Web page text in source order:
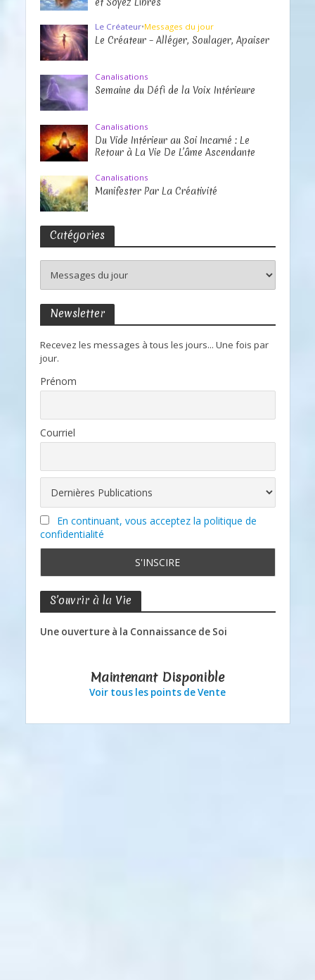
Le Créateur•Messages du jour
Le Créateur – Alléger, Soulager, Apaiser
Canalisations
Semaine du Défi de la Voix Intérieure
Canalisations
Du Vide Intérieur au Soi Incarné : Le
Retour à La Vie De L’âme Ascendante
Canalisations
Manifester Par La Créativité
Catégories
Newsletter
Recevez les messages à tous les jours... Une fois par
jour.
Prénom
Courriel
En continuant, vous acceptez la politique de
confidentialité
S’ouvrir à la Vie
Une ouverture à la Connaissance de Soi
Maintenant Disponible
Voir tous les points de Vente